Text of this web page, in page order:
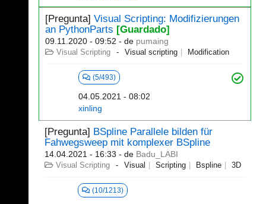
[Pregunta] Visual Scripting: Modifizierungen
an PythonParts [Guardado]
09.11.2020 - 09:52 - de pumaing
Visual Scripting Visual scripting Modification
(5/493)
04.05.2021 - 08:02
xinling
[Pregunta] BSpline Parallele bilden für
Fahwegsweep mit komplexer BSpline
14.04.2021 - 16:33 - de Badu_LABI
Visual Scripting Visual Scripting Bspline 3D
(10/1213)